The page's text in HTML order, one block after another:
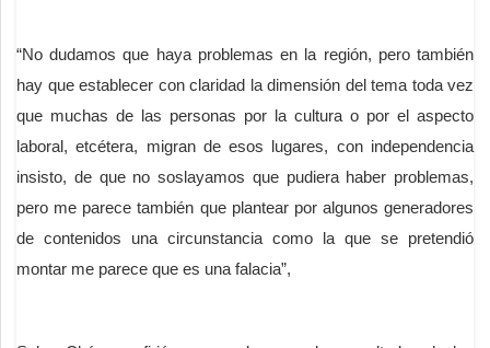
“No dudamos que haya problemas en la región, pero también
hay que establecer con claridad la dimensión del tema toda vez
que muchas de las personas por la cultura o por el aspecto
laboral, etcétera, migran de esos lugares, con independencia
insisto, de que no soslayamos que pudiera haber problemas,
pero me parece también que plantear por algunos generadores
de contenidos una circunstancia como la que se pretendió
montar me parece que es una falacia”,